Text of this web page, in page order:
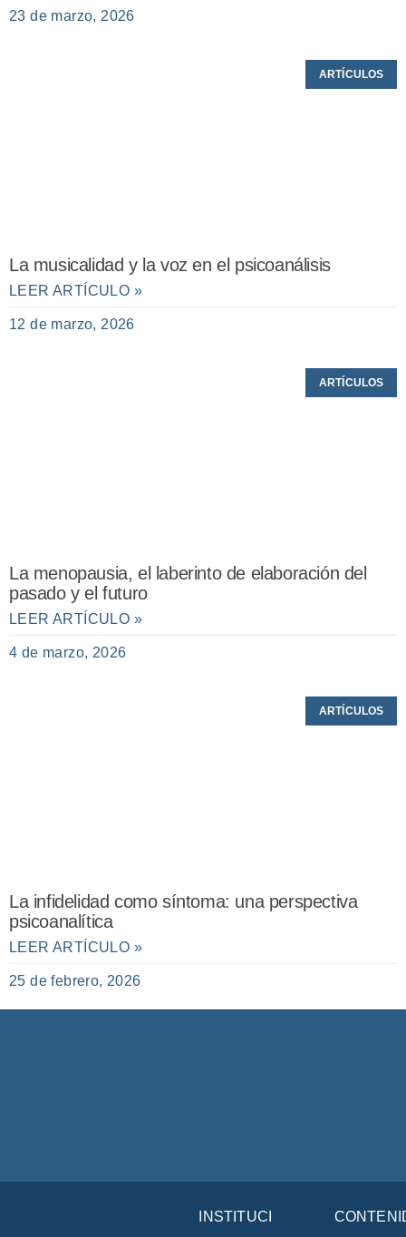
23 de marzo, 2026
ARTÍCULOS
La musicalidad y la voz en el psicoanálisis
LEER ARTÍCULO »
12 de marzo, 2026
ARTÍCULOS
La menopausia, el laberinto de elaboración del
pasado y el futuro
LEER ARTÍCULO »
4 de marzo, 2026
ARTÍCULOS
La infidelidad como síntoma: una perspectiva
psicoanalítica
LEER ARTÍCULO »
25 de febrero, 2026
INSTITUCIÓN